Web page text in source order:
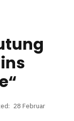
28 Februar